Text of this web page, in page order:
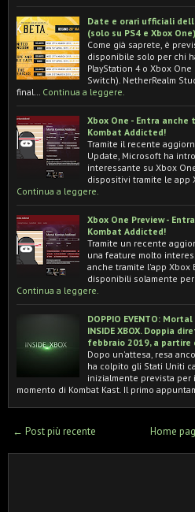
Date e orari ufficiali
(solo su PS4 e Xbox
Come già saprete, è
disponibile solo per chi
PlayStation 4 o Xbox
Switch). NetherRealm
final… Continua a leggere.
Xbox One - Entra
Kombat Addicted!
Tramite il recente
Update, Microsoft ha
interessante su Xbox
dispositivi tramite le app
Continua a leggere.
Xbox One Preview -
Kombat Addicted!
Tramite un recente
una feature molto
anche tramite l'app Xbox
disponibili solamente
Continua a leggere.
DOPPIO EVENTO:
INSIDE XBOX. Doppia
febbraio 2019, a partire
Dopo un'attesa, resa
ha colpito gli Stati Uniti
inizialmente prevista per
momento di Kombat Kast. Il primo
← Post più recente Home